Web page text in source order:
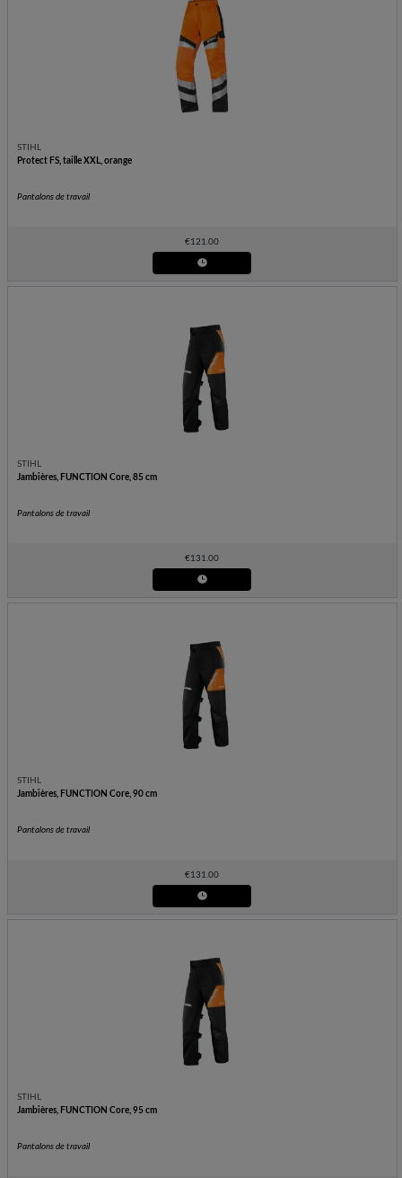
STIHL
Protect FS, taille XXL, orange
Pantalons de travail
€121.00
STIHL
Jambières, FUNCTION Core, 85 cm
Pantalons de travail
€131.00
STIHL
Jambières, FUNCTION Core, 90 cm
Pantalons de travail
€131.00
STIHL
Jambières, FUNCTION Core, 95 cm
Pantalons de travail